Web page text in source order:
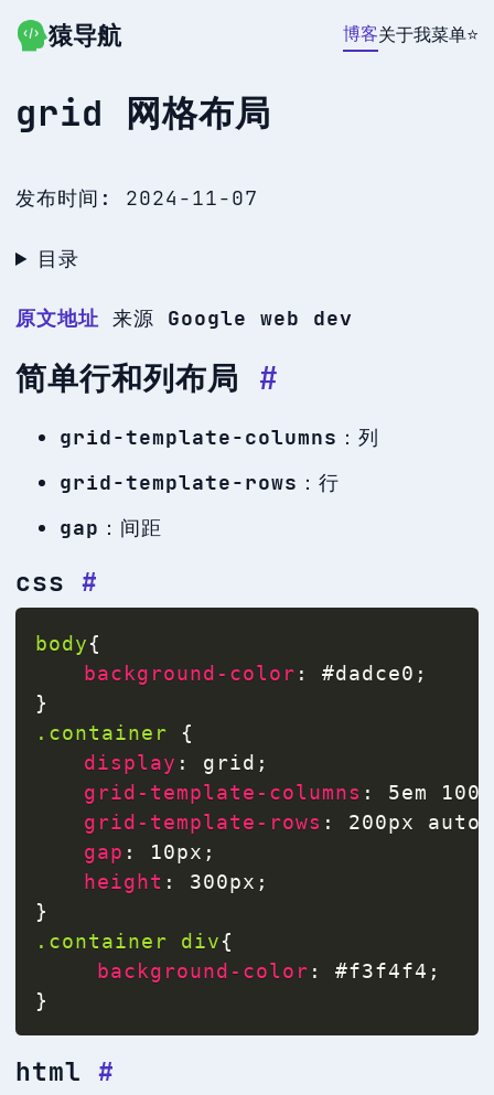
跳转到主要内容
猿导航 博客关于我菜单⭐
grid 网格布局
发布时间: 2024-11-07
目录
原文地址 来源 Google web dev
简单行和列布局 #
grid-template-columns ：列
grid-template-rows ：行
gap ：间距
css #
body{
background-color : #dadce0 ;
}
.container
{
display : grid ;
grid-template-columns :
5em
grid-template-rows : 200px auto
gap : 10px ;
height : 300px ;
}
.container div{
background-color : #f3f4f4 ;
}
html #